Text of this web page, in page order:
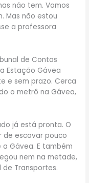
não tem. Vamos
Mas não estou
a professora
de Contas
Estação Gávea
e sem prazo. Cerca
o metrô na Gávea,
já está pronta. O
de escavar pouco
Gávea. E também
nem na metade,
Transportes.